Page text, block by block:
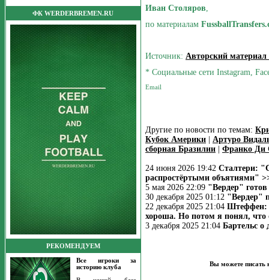
ФК WERDERBREMEN.RU
РЕКОМЕНДУЕМ
Все игроки за
историю клуба
Иван Столяров,
по материалам
Источник: Авторский
* Социальные сети Instagram,
Другие по новости по темам:
Кубок Америки
Артуро
сборная Бразилии
Франко Ди
24 июня 2026 19:42 Сталтери:
распростёртыми объятиями"
5 мая 2026 22:09 "Вердер"
30 декабря 2025 01:12 "Вердер"
22 декабря 2025 21:04 Штеффен:
хороша. Но потом я понял,
3 декабря 2025 21:04 Бартельс о
Вы можете писать